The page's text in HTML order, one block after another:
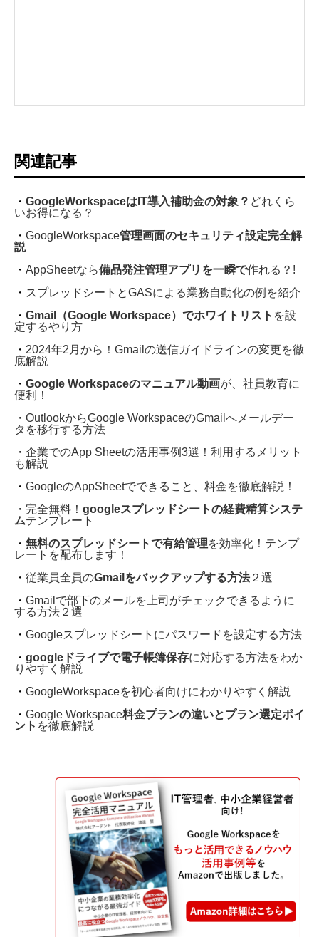
関連記事
・ GoogleWorkspaceはIT導入補助金の対象？ どれくら
いお得になる？
・ GoogleWorkspace管理画面のセキュリティ設定完全解
説
・ AppSheetなら備品発注管理アプリを一瞬で作れる？!
・ スプレッドシートとGASによる業務自動化の例を紹介
・ Gmail（Google Workspace）でホワイトリスト を設
定するやり方
・ 2024年2月から！Gmailの送信ガイドラインの変更を徹
底解説
・ Google Workspaceのマニュアル動画が、社員教育に
便利！
・ OutlookからGoogle WorkspaceのGmailへメールデー
タを移行する方法
・ 企業でのApp Sheetの活用事例3選！利用するメリット
も解説
・ GoogleのAppSheetでできること、料金を徹底解説！
・ 完全無料！ googleスプレッドシートの経費精算システ
ムテンプレート
・ 無料のスプレッドシートで有給管理を効率化！テンプ
レートを配布します！
・ 従業員全員のGmailをバックアップする方法２選
・ Gmailで部下のメールを上司がチェックできるように
する方法２選
・ Googleスプレッドシートにパスワードを設定する方法
・ googleドライブで電子帳簿保存に対応する方法をわか
りやすく解説
・ GoogleWorkspaceを初心者向けにわかりやすく解説
・ Google Workspace料金プランの違いとプラン選定ポイ
ント を徹底解説